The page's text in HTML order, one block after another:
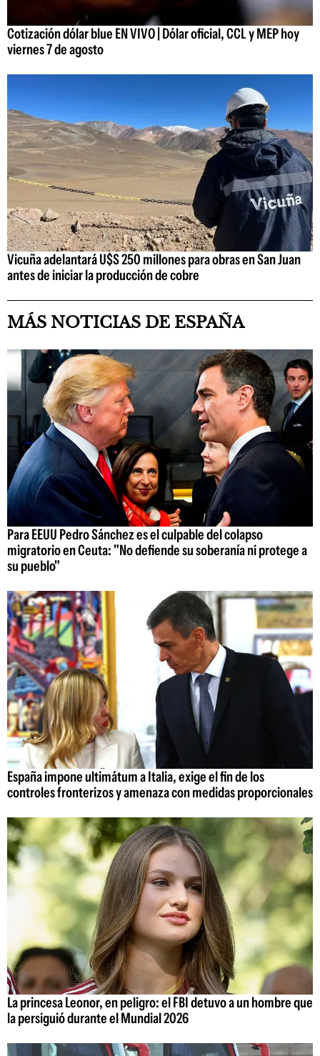
Cotización dólar blue EN VIVO | Dólar oficial, CCL y MEP hoy
viernes 7 de agosto
Vicuña adelantará U$S 250 millones para obras en San Juan
antes de iniciar la producción de cobre
MÁS NOTICIAS DE ESPAÑA
Para EEUU Pedro Sánchez es el culpable del colapso
migratorio en Ceuta: "No defiende su soberanía ni protege a
su pueblo"
España impone ultimátum a Italia, exige el fin de los
controles fronterizos y amenaza con medidas proporcionales
La princesa Leonor, en peligro: el FBI detuvo a un hombre que
la persiguió durante el Mundial 2026